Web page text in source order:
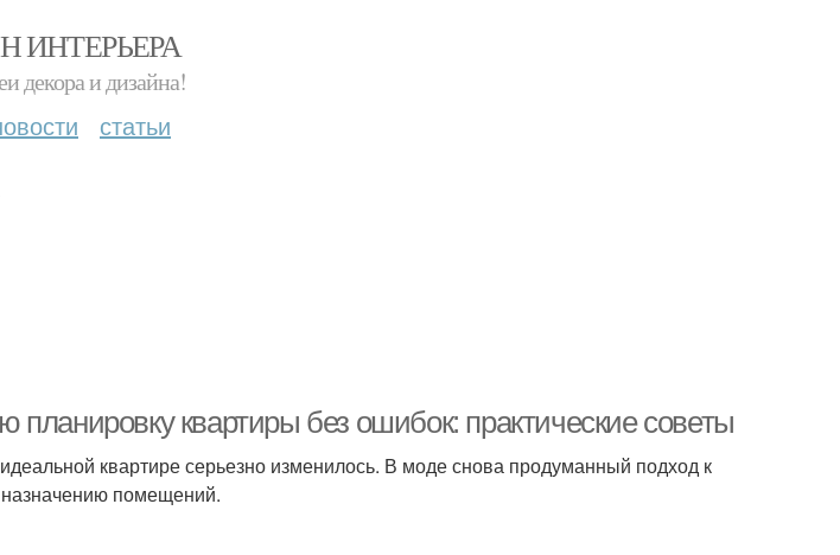
ИНТЕРЬЕРА
декора и дизайна!
статьи
планировку квартиры без ошибок: практические советы
квартире серьезно изменилось. В моде снова продуманный подход к
помещений.